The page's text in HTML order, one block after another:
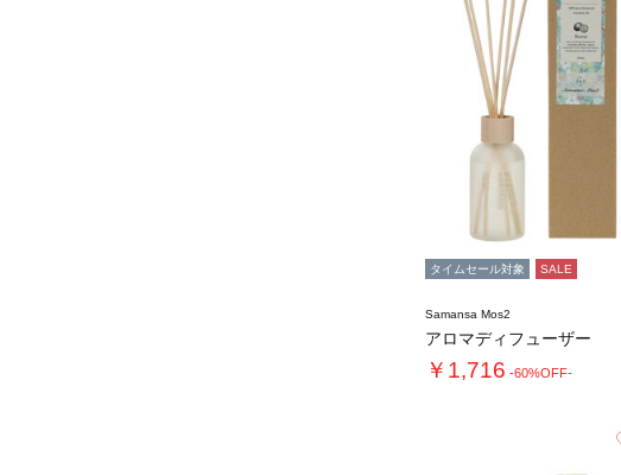
タイムセール対象 SALE
Samansa Mos2
アロマディフューザー
￥1,716 -60%OFF-